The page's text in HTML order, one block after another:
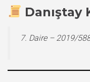
Danıştay
7. Daire – 2019/